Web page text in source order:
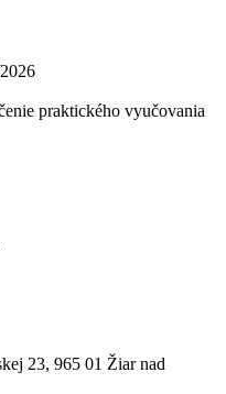
praktického vyučovania
23, 965 01 Žiar nad